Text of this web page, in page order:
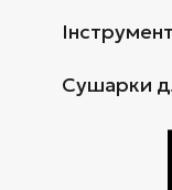
Сушарки